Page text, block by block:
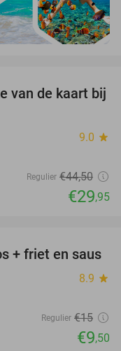
33%
van de kaart bij
9.0 star
Regulier €44,50
€29,95
37%
+ friet en saus
8.9 star
Regulier €15
€9,50